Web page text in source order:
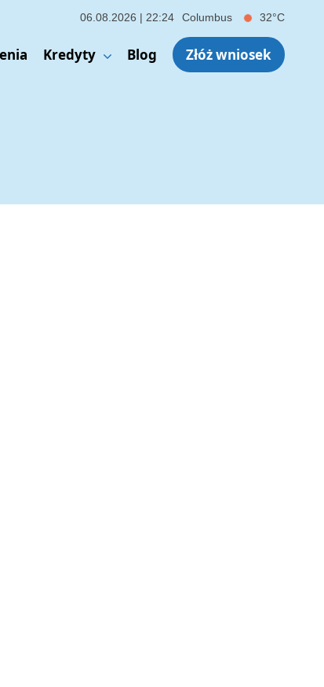
życie – czy warto? Kluczowe korzyści i pułapki, na które
06.08.2026 | 22:24 Columbus 32°C
Kredyty Blog Złóż wniosek